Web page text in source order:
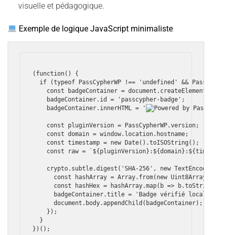
visuelle et pédagogique.
Exemple de logique JavaScript minimaliste
(function() {
if (typeof PassCypherWP !== 'undefined' &&
const badgeContainer =
    badgeContainer.id = 'passcypher-badge';
    badgeContainer.innerHTML = '
    const pluginVersion = PassCypherWP.version;
    const domain = window.location.hostname;
    const timestamp = new Date().toISOString();
const raw =
crypto.subtle.digest('SHA-256', new
const hashArray = Array.from(new
const hashHex = hashArray.map(b =>
badgeContainer.title = 'Badge vérifié
      document.body.appendChild(badgeContainer);
    });
  }